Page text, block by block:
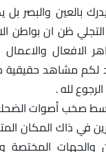
بالعين والبصر
ظن ان بواطن
الافعال
لكم مشاهد
لله .
صخب أصوات الضحك
في ذاك المكان
والجهات